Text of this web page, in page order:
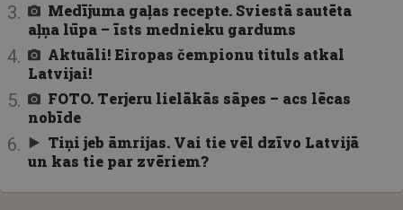
Medījuma gaļas recepte. Sviestā sautēta
aļņa lūpa – īsts mednieku gardums
Aktuāli! Eiropas čempionu tituls atkal
Latvijai!
FOTO. Terjeru lielākās sāpes – acs lēcas
nobīde
Tiņi jeb āmrijas. Vai tie vēl dzīvo Latvijā
un kas tie par zvēriem?